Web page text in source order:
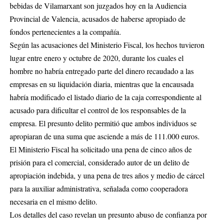
bebidas de Vilamarxant son juzgados hoy en la Audiencia
Provincial de Valencia, acusados de haberse apropiado de
fondos pertenecientes a la compañía.
Según las acusaciones del Ministerio Fiscal, los hechos tuvieron
lugar entre enero y octubre de 2020, durante los cuales el
hombre no habría entregado parte del dinero recaudado a las
empresas en su liquidación diaria, mientras que la encausada
habría modificado el listado diario de la caja correspondiente al
acusado para dificultar el control de los responsables de la
empresa. El presunto delito permitió que ambos individuos se
apropiaran de una suma que asciende a más de 111.000 euros.
El Ministerio Fiscal ha solicitado una pena de cinco años de
prisión para el comercial, considerado autor de un delito de
apropiación indebida, y una pena de tres años y medio de cárcel
para la auxiliar administrativa, señalada como cooperadora
necesaria en el mismo delito.
Los detalles del caso revelan un presunto abuso de confianza por